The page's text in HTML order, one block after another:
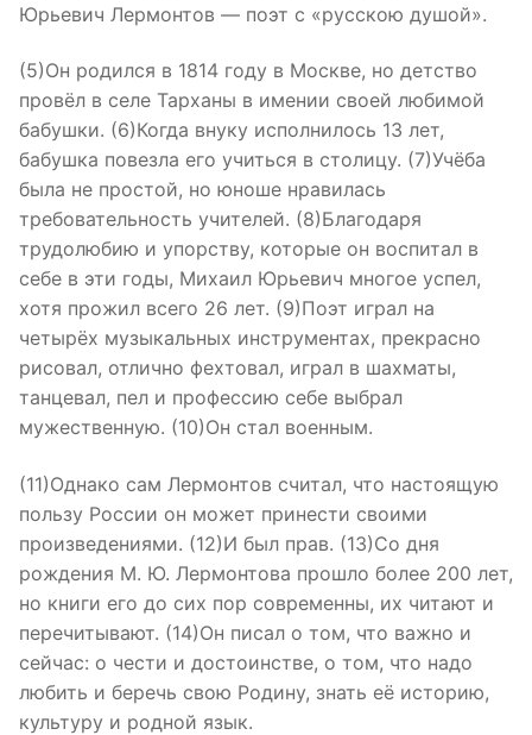
Юрьевич Лермонтов — поэт с «русскою душой».
(5)Он родился в 1814 году в Москве, но детство
провёл в селе Тарханы в имении своей любимой
бабушки. (6)Когда внуку исполнилось 13 лет,
бабушка повезла его учиться в столицу. (7)Учёба
была не простой, но юноше нравилась
требовательность учителей. (8)Благодаря
трудолюбию и упорству, которые он воспитал в
себе в эти годы, Михаил Юрьевич многое успел,
хотя прожил всего 26 лет. (9)Поэт играл на
четырёх музыкальных инструментах, прекрасно
рисовал, отлично фехтовал, играл в шахматы,
танцевал, пел и профессию себе выбрал
мужественную. (10)Он стал военным.
(11)Однако сам Лермонтов считал, что настоящую
пользу России он может принести своими
произведениями. (12)И был прав. (13)Со дня
рождения М. Ю. Лермонтова прошло более 200 лет,
но книги его до сих пор современны, их читают и
перечитывают. (14)Он писал о том, что важно и
сейчас: о чести и достоинстве, о том, что надо
любить и беречь свою Родину, знать её историю,
культуру и родной язык.